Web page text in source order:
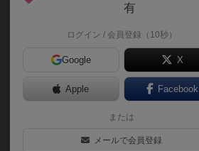
月面基地開発を企業に協力して進め
3人でプレイ。
有
ログイン / 会員登録（10秒）
Google X
Apple Facebook
または
メールで会員登録